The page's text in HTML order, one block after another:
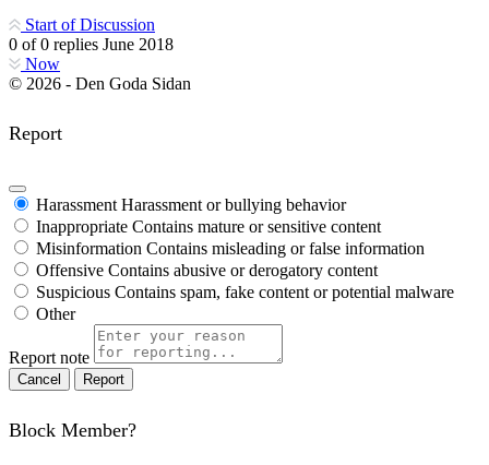
Start of Discussion
0 of0 replies June 2018
Now
© 2026 - Den Goda Sidan
Report
Harassment Harassment or bullying behavior
Inappropriate Contains mature or sensitive content
Misinformation Contains misleading or false information
Offensive Contains abusive or derogatory content
Suspicious Contains spam, fake content or potential malware
Other
Report note
Report
Block Member?